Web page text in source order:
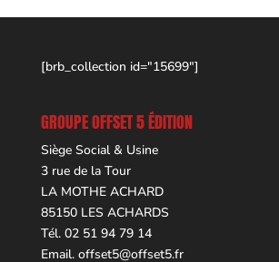
[brb_collection id="15699"]
GROUPE OFFSET 5 ÉDITION
Siège Social & Usine
3 rue de la Tour
LA MOTHE ACHARD
85150 LES ACHARDS
Tél. 02 51 94 79 14
Email. offset5@offset5.fr